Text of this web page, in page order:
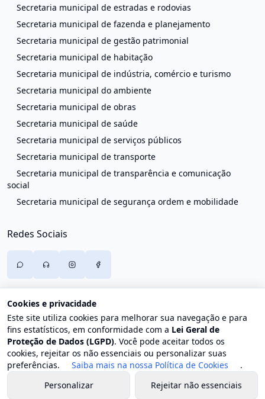
Secretaria municipal de estradas e rodovias
Secretaria municipal de fazenda e planejamento
Secretaria municipal de gestão patrimonial
Secretaria municipal de habitação
Secretaria municipal de indústria, comércio e turismo
Secretaria municipal do ambiente
Secretaria municipal de obras
Secretaria municipal de saúde
Secretaria municipal de serviços públicos
Secretaria municipal de transporte
Secretaria municipal de transparência e comunicação
social
Secretaria municipal de segurança ordem e mobilidade
Redes Sociais
© 2026 Prefeitura de Trajano de Moraes. Todos os direitos
Cookies e privacidade
Este site utiliza cookies para melhorar sua navegação e para
fins estatísticos, em conformidade com a Lei Geral de
Proteção de Dados (LGPD). Você pode aceitar todos os
cookies, rejeitar os não essenciais ou personalizar suas
preferências.
Saiba mais na nossa Política de Cookies
.
Personalizar
Rejeitar não essenciais